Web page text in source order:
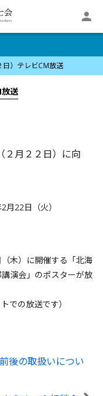

日）テレビCM放送
送
２月２２日）に向
22日（火）
木）に開催する「北海
演会」のポスターが放
での放送です）
後の取扱いについ